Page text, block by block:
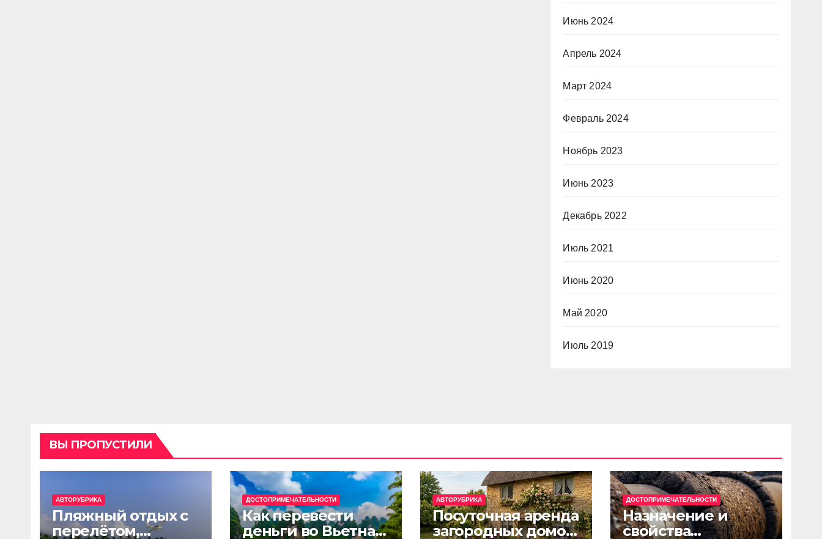
Июнь 2024
Апрель 2024
Март 2024
Февраль 2024
Ноябрь 2023
Июнь 2023
Декабрь 2022
Июль 2021
Июнь 2020
Май 2020
Июль 2019
ВЫ ПРОПУСТИЛИ
АВТОРУБРИКА
Пляжный отдых с
перелётом,
ДОСТОПРИМЕЧАТЕЛЬНОСТИ
Как перевести
деньги во Вьетнам
АВТОРУБРИКА
Посуточная аренда
загородных домов
ДОСТОПРИМЕЧАТЕЛЬНОСТИ
Назначение и
свойства